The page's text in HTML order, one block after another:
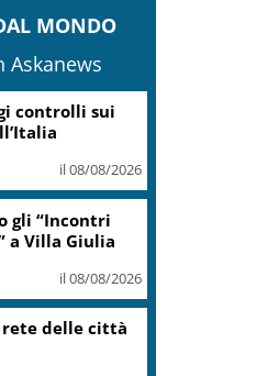
MONDO
Askanews
a impianto
il 08/08/2026
15
per le
il 07/08/2026